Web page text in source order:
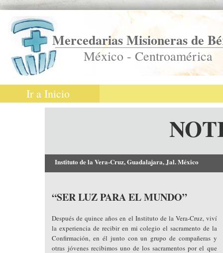
Mercedarias Misioneras de
México - Centroamérica
Ir a Inicio
Instituto de la Vera-Cruz, Guadalajara, Jal. México
“SER LUZ PARA EL MUNDO”
Después de quince años en el Instituto de la Vera-Cruz, viví
la experiencia de recibir en mi colegio el sacramento de la
Confirmación, en él junto con un grupo de compañeras y
otras jóvenes recibimos uno de los sacramentos por el que